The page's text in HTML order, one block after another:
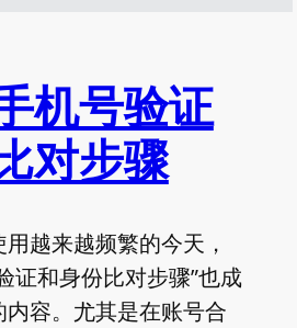
机号验证
对步骤
越来越频繁的今天，
证和身份比对步骤”也成
容。尤其是在账号合